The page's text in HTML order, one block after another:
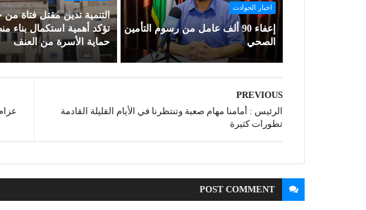
اخبار الحوادث
إعفاء 90 ألف عامل من رسوم التأمين
الصحي
التنمية تدين مقتل فتاة
تؤكد أهمية استكمال بناء
حماية الأسرة من العنف
PREVIOUS
الرئيس : أمامنا مهام صعبة وتنتظرنا في الأيام القليلة القادمة
تطورات كثيرة
POST COMMENT